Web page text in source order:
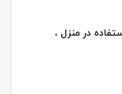
در منزل ،